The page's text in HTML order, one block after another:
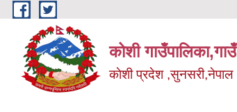
Skip to main content
कोशी
काेशी प्रदेश ,सुनसरी,नेपाल